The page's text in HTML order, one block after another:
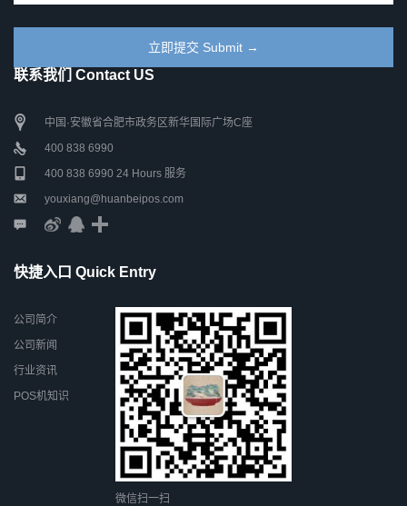
联系我们 Contact US
中国·安徽省合肥市政务区新华国际广场C座
400 838 6990
400 838 6990 24 Hours 服务
youxiang@huanbeipos.com
快捷入口 Quick Entry
公司简介
公司新闻
行业资讯
POS机知识
微信扫一扫